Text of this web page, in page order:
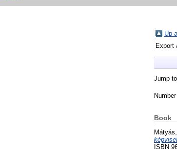
Up
Export
Jump
Book
ISBN